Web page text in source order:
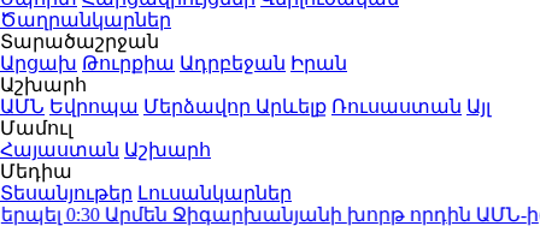
Ծաղրանկարներ
Տարածաշրջան
Արցախ Թուրքիա Ադրբեջան Իրան
Աշխարհ
ԱՄՆ Եվրոպա Մերձավոր Արևելք Ռուսաստան Այլ
Մամուլ
Հայաստան Աշխարհ
Մեդիա
Տեսանյութեր Լուսանկարներ
0:30Արմեն Ջիգարխանյանի խորթ որդին ԱՄՆ-ից